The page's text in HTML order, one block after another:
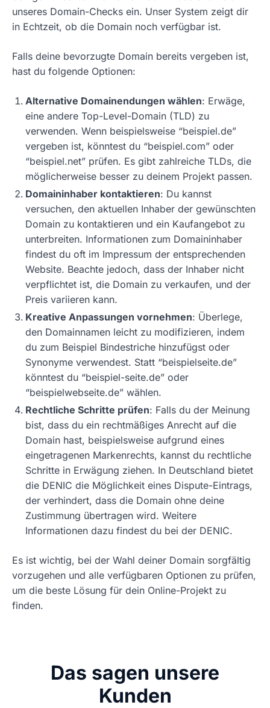
unseres Domain-Checks ein. Unser System zeigt dir
in Echtzeit, ob die Domain noch verfügbar ist.
Falls deine bevorzugte Domain bereits vergeben ist,
hast du folgende Optionen:
Alternative Domainendungen wählen: Erwäge,
eine andere Top-Level-Domain (TLD) zu
verwenden. Wenn beispielsweise “beispiel.de”
vergeben ist, könntest du “beispiel.com” oder
“beispiel.net” prüfen. Es gibt zahlreiche TLDs, die
möglicherweise besser zu deinem Projekt passen.
Domaininhaber kontaktieren: Du kannst
versuchen, den aktuellen Inhaber der gewünschten
Domain zu kontaktieren und ein Kaufangebot zu
unterbreiten. Informationen zum Domaininhaber
findest du oft im Impressum der entsprechenden
Website. Beachte jedoch, dass der Inhaber nicht
verpflichtet ist, die Domain zu verkaufen, und der
Preis variieren kann.
Kreative Anpassungen vornehmen: Überlege,
den Domainnamen leicht zu modifizieren, indem
du zum Beispiel Bindestriche hinzufügst oder
Synonyme verwendest. Statt “beispielseite.de”
könntest du “beispiel-seite.de” oder
“beispielwebseite.de” wählen.
Rechtliche Schritte prüfen: Falls du der Meinung
bist, dass du ein rechtmäßiges Anrecht auf die
Domain hast, beispielsweise aufgrund eines
eingetragenen Markenrechts, kannst du rechtliche
Schritte in Erwägung ziehen. In Deutschland bietet
die DENIC die Möglichkeit eines Dispute-Eintrags,
der verhindert, dass die Domain ohne deine
Zustimmung übertragen wird. Weitere
Informationen dazu findest du bei der DENIC.
Es ist wichtig, bei der Wahl deiner Domain sorgfältig
vorzugehen und alle verfügbaren Optionen zu prüfen,
um die beste Lösung für dein Online-Projekt zu
finden.
Das sagen unsere
Kunden